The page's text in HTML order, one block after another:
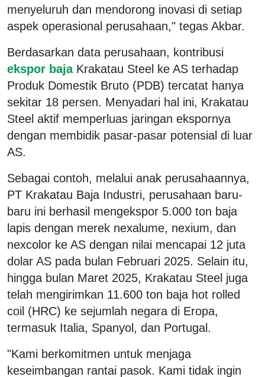
menyeluruh dan mendorong inovasi di setiap
aspek operasional perusahaan," tegas Akbar.
Berdasarkan data perusahaan, kontribusi
ekspor baja Krakatau Steel ke AS terhadap
Produk Domestik Bruto (PDB) tercatat hanya
sekitar 18 persen. Menyadari hal ini, Krakatau
Steel aktif memperluas jaringan ekspornya
dengan membidik pasar-pasar potensial di luar
AS.
Sebagai contoh, melalui anak perusahaannya,
PT Krakatau Baja Industri, perusahaan baru-
baru ini berhasil mengekspor 5.000 ton baja
lapis dengan merek nexalume, nexium, dan
nexcolor ke AS dengan nilai mencapai 12 juta
dolar AS pada bulan Februari 2025. Selain itu,
hingga bulan Maret 2025, Krakatau Steel juga
telah mengirimkan 11.600 ton baja hot rolled
coil (HRC) ke sejumlah negara di Eropa,
termasuk Italia, Spanyol, dan Portugal.
"Kami berkomitmen untuk menjaga
keseimbangan rantai pasok. Kami tidak ingin